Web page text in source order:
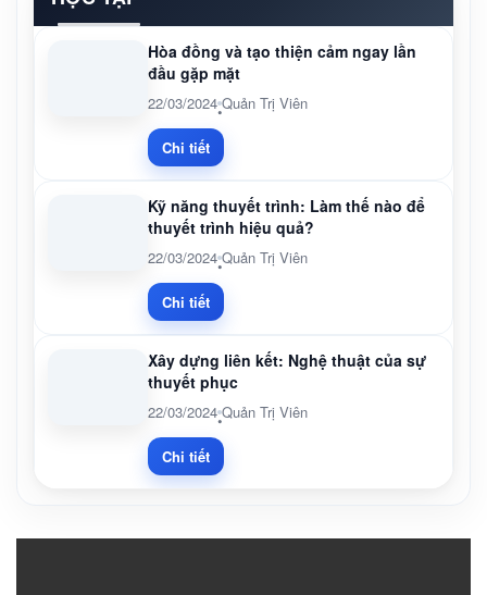
Hòa đồng và tạo thiện cảm ngay lần
đầu gặp mặt
22/03/2024•Quản Trị Viên
Chi tiết
Kỹ năng thuyết trình: Làm thế nào để
thuyết trình hiệu quả?
22/03/2024•Quản Trị Viên
Chi tiết
Xây dựng liên kết: Nghệ thuật của sự
thuyết phục
22/03/2024•Quản Trị Viên
Chi tiết